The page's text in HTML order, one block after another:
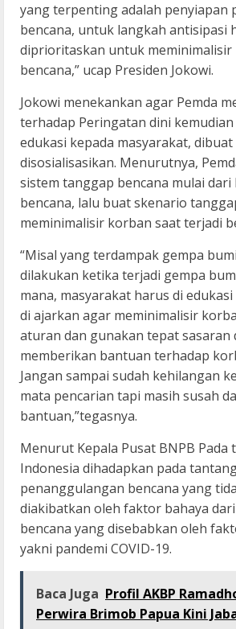
yang terpenting adalah penyiapan
bencana, untuk langkah antisipasi
diprioritaskan untuk meminimalisir
bencana,” ucap Presiden Jokowi.
Jokowi menekankan agar Pemda
terhadap Peringatan dini
edukasi kepada masyarakat,
disosialisasikan. Menurutnya,
sistem tanggap bencana mulai
bencana, lalu buat skenario
meminimalisir korban saat terjadi
“Misal yang terdampak gempa
dilakukan ketika terjadi gempa
mana, masyarakat harus di
di ajarkan agar meminimalisir
aturan dan gunakan tepat sasaran
memberikan bantuan terhadap
Jangan sampai sudah kehilangan
mata pencarian tapi masih susah
bantuan,”tegasnya.
Menurut Kepala Pusat BNPB Pada
Indonesia dihadapkan pada
penanggulangan bencana yang
diakibatkan oleh faktor bahaya
bencana yang disebabkan oleh
yakni pandemi COVID-19.
Baca Juga Profil AKBP
Perwira Brimob Papua Kini